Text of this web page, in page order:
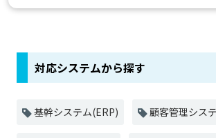
対応システムから探す
基幹システム(ERP) 顧客管理シス